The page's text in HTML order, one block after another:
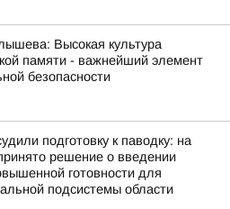
Высокая культура
памяти - важнейший элемент
безопасности
подготовку к паводку: на
решение о введении
готовности для
подсистемы области